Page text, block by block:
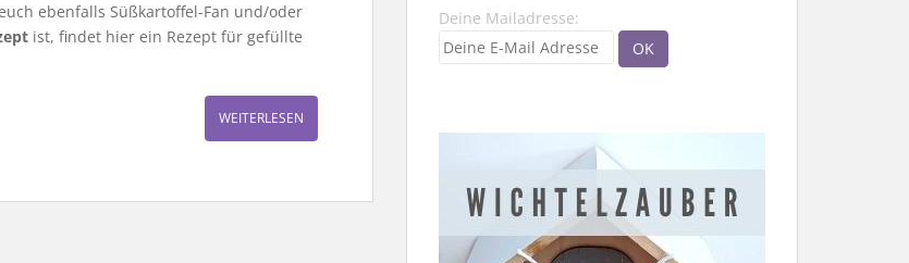
ebenfalls Süßkartoffel-Fan und/oder
ist, findet hier ein Rezept für gefüllte
WEITERLESEN
Deine Mailadresse: